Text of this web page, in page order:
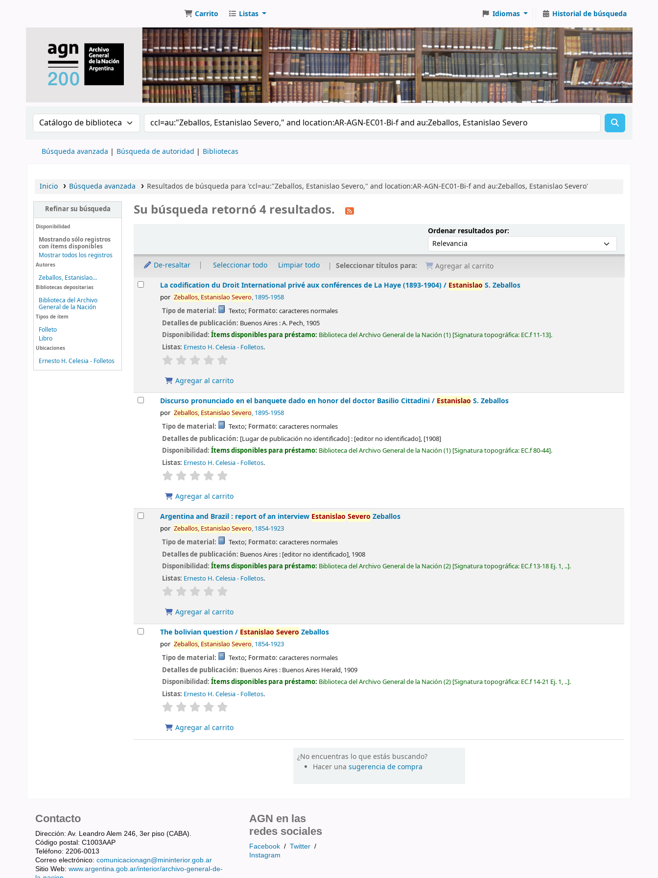
Carrito Listas Idiomas Historial de búsqueda
Buscar en el catálogo por: Buscar en el catálogo
Búsqueda avanzada Búsqueda de autoridad Bibliotecas
Inicio Búsqueda avanzada Resultados de búsqueda para 'ccl=au:"Zeballos, Estanislao Severo," and location:AR-AGN-EC01-Bi-f and au:Zeballos, Estanislao Severo'
Refinar su búsqueda
Disponibilidad
Mostrando sólo registros
con ítems disponibles
Mostrar todos los registros
Autores
Zeballos, Estanislao...
Bibliotecas depositarias
Biblioteca del Archivo
General de la Nación
Tipos de ítem
Folleto
Libro
Ubicaciones
Ernesto H. Celesia - Folletos
Su búsqueda retornó 4 resultados.
Ordenar resultados por:Ordenar por:
De-resaltar Seleccionar todo Limpiar todo Seleccionar títulos para:
Agregar al carrito
ResultadosLa codification du Droit International privé aux conférences de La Haye (1893-1904) / Estanislao S. Zeballos
por Zeballos, EstanislaoSevero, 1895-1958
Tipo de material: Texto; Formato: caracteres normales
Detalles de publicación: Buenos Aires :A. Pech, 1905
Disponibilidad:Ítems disponibles para préstamo: Biblioteca del Archivo General de la Nación (1) Signatura topográfica: EC.f 11-13 .
Listas: Ernesto H. Celesia - Folletos.
valoración
Agregar al carrito
Discurso pronunciado en el banquete dado en honor del doctor Basilio Cittadini / Estanislao S. Zeballos
por Zeballos, EstanislaoSevero, 1895-1958
Tipo de material: Texto; Formato: caracteres normales
Detalles de publicación: [Lugar de publicación no identificado] : [editor no identificado], [1908]
Disponibilidad:Ítems disponibles para préstamo: Biblioteca del Archivo General de la Nación (1) Signatura topográfica: EC.f 80-44 .
Listas: Ernesto H. Celesia - Folletos.
valoración
Agregar al carrito
Argentina and Brazil : report of an interview Estanislao Severo Zeballos
por Zeballos, EstanislaoSevero, 1854-1923
Tipo de material: Texto; Formato: caracteres normales
Detalles de publicación: Buenos Aires : [editor no identificado], 1908
Disponibilidad:Ítems disponibles para préstamo: Biblioteca del Archivo General de la Nación (2) Signatura topográfica: EC.f 13-18 Ej. 1, .. .
Listas: Ernesto H. Celesia - Folletos.
valoración
Agregar al carrito
The bolivian question / Estanislao Severo Zeballos
por Zeballos, EstanislaoSevero, 1854-1923
Tipo de material: Texto; Formato: caracteres normales
Detalles de publicación: Buenos Aires : Buenos Aires Herald, 1909
Disponibilidad:Ítems disponibles para préstamo: Biblioteca del Archivo General de la Nación (2) Signatura topográfica: EC.f 14-21 Ej. 1, .. .
Listas: Ernesto H. Celesia - Folletos.
valoración
Agregar al carrito
¿No encuentras lo que estás buscando?
Hacer unasugerencia de compra
Contacto
Dirección: Av. Leandro Alem 246, 3er piso (CABA).
Código postal: C1003AAP
Teléfono: 2206-0013
Correo electrónico: comunicacionagn@mininterior.gob.ar
Sitio Web: www.argentina.gob.ar/interior/archivo-general-de-
AGN en las
redes sociales
Facebook / Twitter /
Instagram